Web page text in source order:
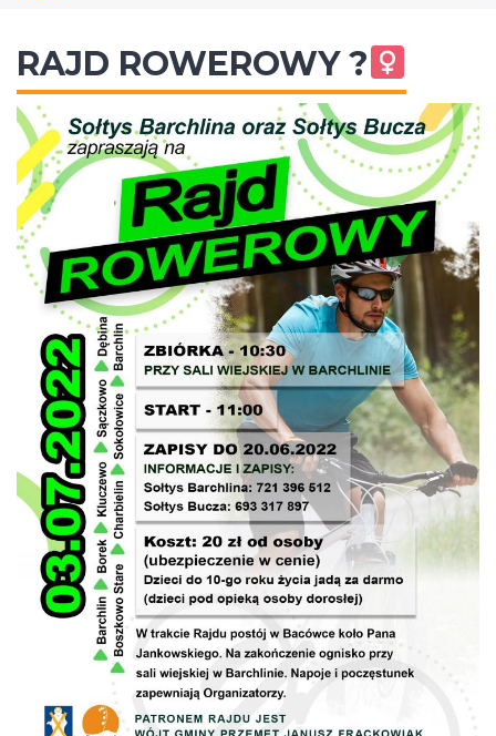
RAJD ROWEROWY ?‍